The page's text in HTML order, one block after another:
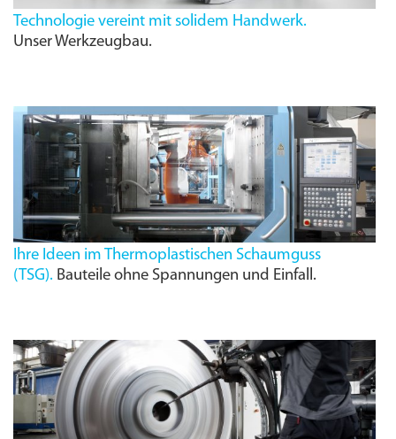
Technologie vereint mit solidem Handwerk.
Unser Werkzeugbau.
Ihre Ideen im Thermoplastischen Schaumguss
( TSG). Bauteile ohne Spannungen und Einfall.